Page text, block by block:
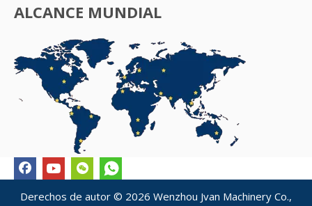
ALCANCE MUNDIAL
Derechos de autor © 2026 Wenzhou Jvan Machinery Co.,